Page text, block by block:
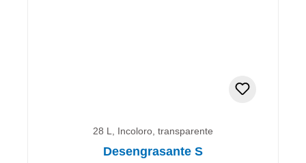
28 L, Incoloro, transparente
Desengrasante S